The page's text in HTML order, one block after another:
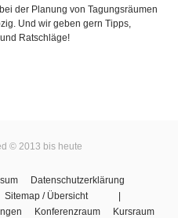
der Planung von Tagungsräumen
Und wir geben gern Tipps,
Ratschläge!
© 2013 bis heute
Datenschutzerklärung
Sitemap / Übersicht |
Konferenzraum
Kursraum